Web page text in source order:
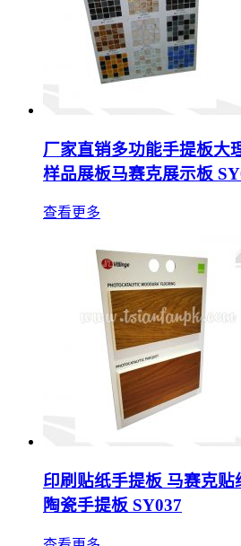
厂家直销多功能手提板大
样品展板马赛克展示板
查看更多
印刷贴纸手提板 马赛克
陶瓷手提板 SY037